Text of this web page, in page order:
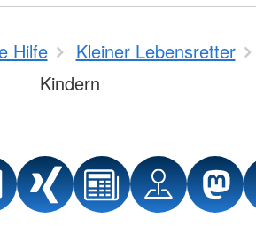
Hilfe Kleiner Lebensretter
Kindern